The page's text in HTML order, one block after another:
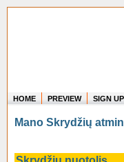
HOME PREVIEW SIGN UP
Mano Skrydžių